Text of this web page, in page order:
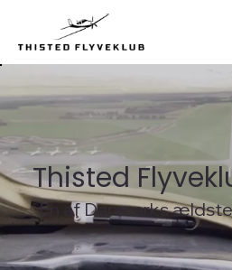
Thisted
En af Danmarks